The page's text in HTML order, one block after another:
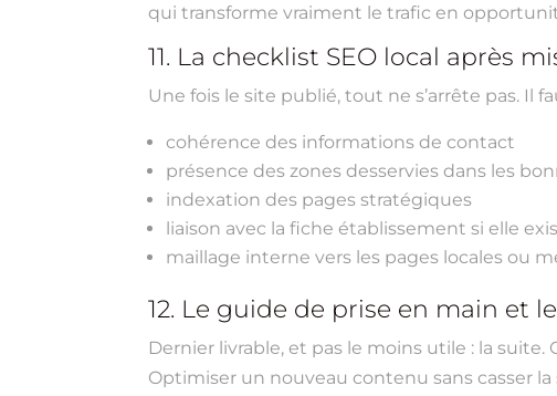
qui transforme vraiment le trafic en
11. La checklist SEO local après
Une fois le site publié, tout ne s’arrête pas. Il
cohérence des informations de contact
présence des zones desservies dans les
indexation des pages stratégiques
liaison avec la fiche établissement si elle
maillage interne vers les pages locales ou
12. Le guide de prise en main et
Dernier livrable, et pas le moins utile : la
Optimiser un nouveau contenu sans casser